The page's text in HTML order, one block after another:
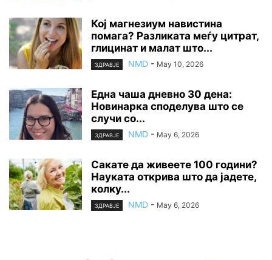
Кој магнезиум навистина
помага? Разликата меѓу цитрат,
глицинат и малат што...
ЗДРАВЈЕ NMD - May 10, 2026
Една чаша дневно 30 дена:
Новинарка споделува што се
случи со...
ЗДРАВЈЕ NMD - May 6, 2026
Сакате да живеете 100 години?
Науката открива што да јадете,
колку...
ЗДРАВЈЕ NMD - May 6, 2026